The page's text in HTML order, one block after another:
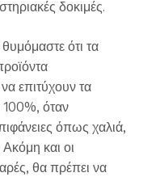
δοκιμές.
ότι τα
επιτύχουν τα
100%, όταν
όπως χαλιά,
και οι
θα πρέπει να